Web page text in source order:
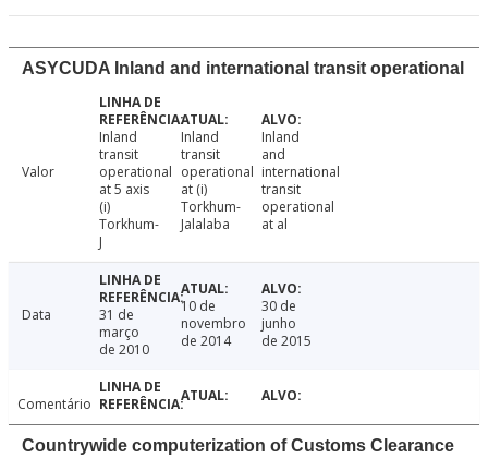
ASYCUDA Inland and international transit operational
Valor
Inland
transit
operational
at 5 axis
(i)
Torkhum-
J
Inland
transit
operational
at (i)
Torkhum-
Jalalaba
Inland
and
international
transit
operational
at al
Data
31 de
março
de 2010
10 de
novembro
de 2014
30 de
junho
de 2015
Comentário
Countrywide computerization of Customs Clearance